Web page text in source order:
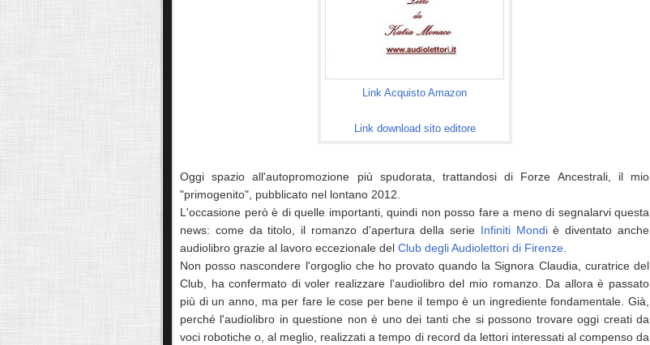
Link Acquisto Amazon
Link download sito editore
Oggi spazio all'autopromozione più spudorata, trattandosi di Forze Ancestrali, il mio
"primogenito", pubblicato nel lontano 2012.
L'occasione però è di quelle importanti, quindi non posso fare a meno di segnalarvi questa
news: come da titolo, il romanzo d'apertura della serie Infiniti Mondiè diventato anche
audiolibro grazie al lavoro eccezionale del Club degli Audiolettori di Firenze.
Non posso nascondere l'orgoglio che ho provato quando la Signora Claudia, curatrice del
Club, ha confermato di voler realizzare l'audiolibro del mio romanzo. Da allora è passato
più di un anno, ma per fare le cose per bene il tempo è un ingrediente fondamentale. Già,
perché l'audiolibro in questione non è uno dei tanti che si possono trovare oggi creati da
voci robotiche o, al meglio, realizzati a tempo di record da lettori interessati al compenso da